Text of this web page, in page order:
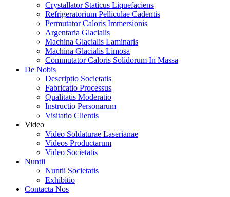
Crystallator Staticus Liquefaciens
Refrigeratorium Pelliculae Cadentis
Permutator Caloris Immersionis
Argentaria Glacialis
Machina Glacialis Laminaris
Machina Glacialis Limosa
Commutator Caloris Solidorum In Massa
De Nobis
Descriptio Societatis
Fabricatio Processus
Qualitatis Moderatio
Instructio Personarum
Visitatio Clientis
Video
Video Soldaturae Laserianae
Videos Productarum
Video Societatis
Nuntii
Nuntii Societatis
Exhibitio
Contacta Nos